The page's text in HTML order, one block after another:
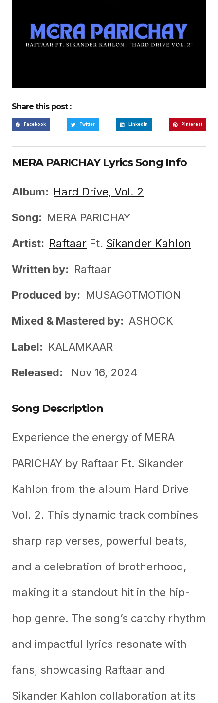
Share this post :
Facebook Twitter LinkedIn Pinterest
MERA PARICHAY Lyrics Song Info
Album: Hard Drive, Vol. 2
Song: MERA PARICHAY
Artist: Raftaar Ft. Sikander Kahlon
Written by: Raftaar
Produced by: MUSAGOTMOTION
Mixed & Mastered by: ASHOCK
Label: KALAMKAAR
Released: Nov 16, 2024
Song Description
Experience the energy of MERA
PARICHAY by Raftaar Ft. Sikander
Kahlon from the album Hard Drive
Vol. 2. This dynamic track combines
sharp rap verses, powerful beats,
and a celebration of brotherhood,
making it a standout hit in the hip-
hop genre. The song’s catchy rhythm
and impactful lyrics resonate with
fans, showcasing Raftaar and
Sikander Kahlon collaboration at its